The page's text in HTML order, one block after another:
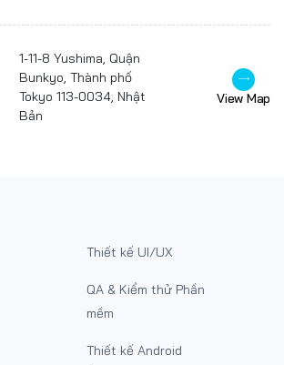
1-11-8 Yushima, Quận
Bunkyo, Thành phố
Tokyo 113-0034, Nhật
Bản
View Map
Thiết kế UI/UX
QA & Kiểm thử Phần
mềm
Thiết kế Android